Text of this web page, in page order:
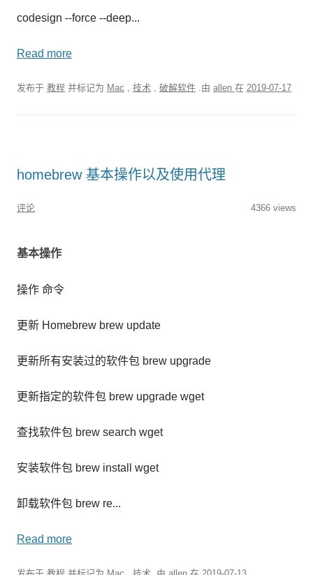
codesign --force --deep...
Read more
发布于 教程 并标记为 Mac 技术 破解软件 .由 allen 在 2019-07-17
homebrew 基本操作以及使用代理
评论 4366 views
基本操作
操作 命令
更新 Homebrew brew update
更新所有安装过的软件包 brew upgrade
更新指定的软件包 brew upgrade wget
查找软件包 brew search wget
安装软件包 brew install wget
卸载软件包 brew re...
Read more